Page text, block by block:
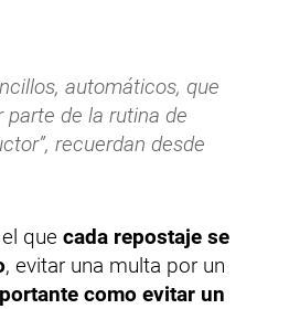
automáticos, que
parte de la rutina de
recuerdan desde
que cada repostaje se
, evitar una multa por un
como evitar un